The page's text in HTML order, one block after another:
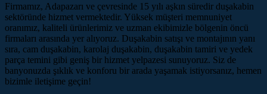
Firmamız, Adapazarı ve çevresinde 15 yılı aşkın süredir duşakabin
sektöründe hizmet vermektedir. Yüksek müşteri memnuniyet
oranımız, kaliteli ürünlerimiz ve uzman ekibimizle bölgenin öncü
firmaları arasında yer alıyoruz. Duşakabin satışı ve montajının yanı
sıra, cam duşakabin, karolaj duşakabin, duşakabin tamiri ve yedek
parça temini gibi geniş bir hizmet yelpazesi sunuyoruz. Siz de
banyonuzda şıklık ve konforu bir arada yaşamak istiyorsanız, hemen
bizimle iletişime geçin!